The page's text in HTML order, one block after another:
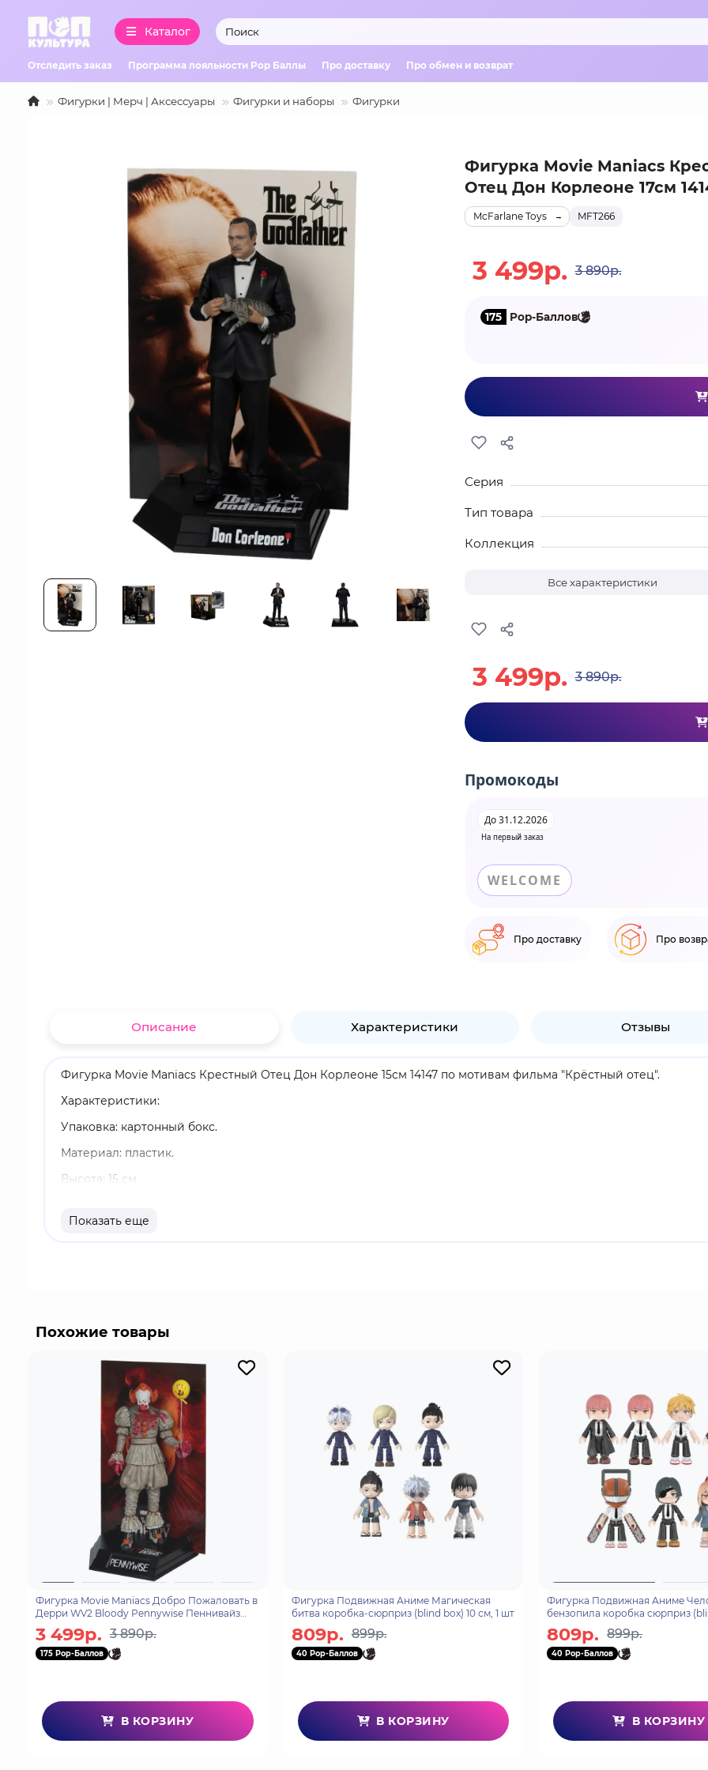
Каталог
Отследить заказ Программа лояльности Pop Баллы Про доставку Про обмен и возврат
Фигурки | Мерч | Аксессуары Фигурки и наборы Фигурки
Фигурка Movie Maniacs
Отец Дон Корлеоне 17см
MFT266
McFarlane Toys
3 499р. 3 890р.
175 Pop-Баллов
Серия
Тип товара
Коллекция
Все характеристики
3 499р. 3 890р.
Промокоды
На первый заказ
До 31.12.2026
WELCOME
Про доставку Про
Описание Характеристики Отзывы
Фигурка Movie Maniacs Крестный Отец Дон Корлеоне 15см 14147 по мотивам фильма "Крёстный отец".
Характеристики:
Упаковка: картонный бокс.
Материал: пластик.
Высота: 15 см.
В комплекте также открытка с изображением, пронумерованный сертификат подлинности и держатель для
кодексом чести: известен принципом "предложения, от которого нельзя отказаться", но также готов
Показать еще
Похожие товары
Фигурка Movie Maniacs Добро Пожаловать в
Дерри WV2 Bloody Pennywise Пеннивайз
3 499р. 3 890р.
175 Pop-Баллов
В КОРЗИНУ
Фигурка Подвижная Аниме Магическая
битва коробка-сюрприз (blind box) 10 см, 1 шт
809р. 899р.
40 Pop-Баллов
В КОРЗИНУ
Фигурка Подвижная Аниме
бензопила коробка сюрприз
809р. 899р.
40 Pop-Баллов
В КОРЗИНУ